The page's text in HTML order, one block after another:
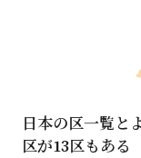
日本の区一覧と
区が13区もある